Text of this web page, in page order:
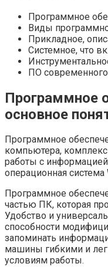
Программное
Виды
Прикладное,
Системное, что
ПО
Программное
основное
Программное
компьютера,
работы с
операционная система
Программное
частью ПК, которая
Удобство и
способности
запоминать
машины гибкими и
условиям работы.